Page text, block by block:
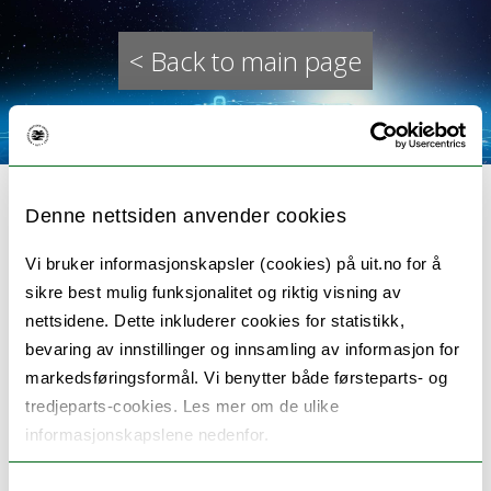
Denne nettsiden anvender cookies
Vi bruker informasjonskapsler (cookies) på uit.no for å
sikre best mulig funksjonalitet og riktig visning av
nettsidene. Dette inkluderer cookies for statistikk,
bevaring av innstillinger og innsamling av informasjon for
markedsføringsformål. Vi benytter både førsteparts- og
tredjeparts-cookies. Les mer om de ulike
informasjonskapslene nedenfor.
< Back to main page
Edge Computing
We carry outdistributed edge systems
researchin the domain of sustainable
harvesting of common good resources in the